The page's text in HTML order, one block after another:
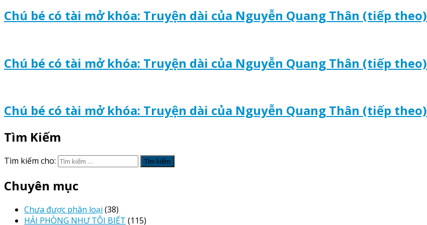
Chú bé có tài mở khóa: Truyện dài của Nguyễn Quang Thân (tiếp theo)
Chú bé có tài mở khóa: Truyện dài của Nguyễn Quang Thân (tiếp theo)
Chú bé có tài mở khóa: Truyện dài của Nguyễn Quang Thân (tiếp theo)
Tìm Kiếm
Tìm kiếm cho:
Chuyên mục
Chưa được phân loại (38)
HẢI PHÒNG NHƯ TÔI BIẾT (115)